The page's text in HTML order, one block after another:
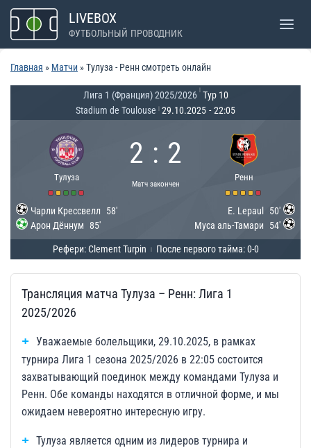
Перейти
содержимому
LIVEBOX
ФУТБОЛЬНЫЙ ПРОВОДНИК
Главная » Матчи »Тулуза - Ренн смотреть онлайн
Лига 1 (Франция) 2025/2026 Тур 10
Stadium de Toulouse 29.10.2025 - 22:05
Тулуза
2 : 2
Матч закончен
Ренн
Чарли Крессвелл
58'
Арон Дённум 85'
E. Lepaul
50'
Муса аль-Тамари
54'
Рефери: Clement Turpin После первого тайма: 0-0
Трансляция матча Тулуза – Ренн: Лига 1
2025/2026
Уважаемые болельщики, 29.10.2025, в рамках
турнира Лига 1 сезона 2025/2026 в 22:05 состоится
захватывающий поединок между командами Тулуза и
Ренн. Обе команды находятся в отличной форме, и мы
ожидаем невероятно интересную игру.
Тулуза является одним из лидеров турнира и